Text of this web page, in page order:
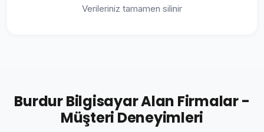
Verileriniz tamamen silinir
Burdur Bilgisayar Alan Firmalar -
Müşteri Deneyimleri